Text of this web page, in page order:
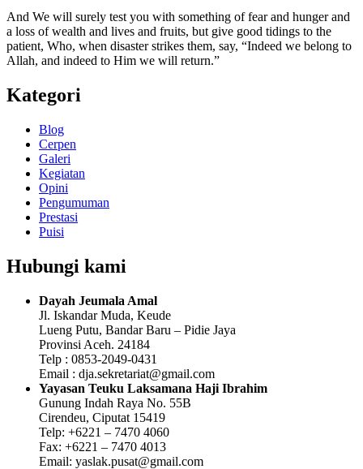
And We will surely test you with something of fear and hunger and
a loss of wealth and lives and fruits, but give good tidings to the
patient, Who, when disaster strikes them, say, “Indeed we belong to
Allah, and indeed to Him we will return.”
Kategori
Blog
Cerpen
Galeri
Kegiatan
Opini
Pengumuman
Prestasi
Puisi
Hubungi kami
Dayah Jeumala Amal
Jl. Iskandar Muda, Keude
Lueng Putu, Bandar Baru – Pidie Jaya
Provinsi Aceh. 24184
Telp : 0853-2049-0431
Email : dja.sekretariat@gmail.com
Yayasan Teuku Laksamana Haji Ibrahim
Gunung Indah Raya No. 55B
Cirendeu, Ciputat 15419
Telp: +6221 – 7470 4060
Fax: +6221 – 7470 4013
Email: yaslak.pusat@gmail.com